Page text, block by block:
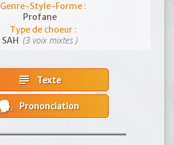
Genre-Style-Forme :
Profane
Type de choeur :
SAH (3 voix mixtes )
subject Texte
Prononciation